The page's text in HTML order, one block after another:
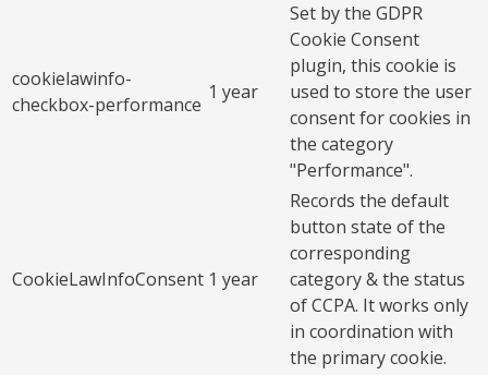
cookielawinfo-
checkbox-performance
1 year
Set by the GDPR
Cookie Consent
plugin, this cookie is
used to store the user
consent for cookies in
the category
"Performance".
CookieLawInfoConsent 1 year
Records the default
button state of the
corresponding
category & the status
of CCPA. It works only
in coordination with
the primary cookie.